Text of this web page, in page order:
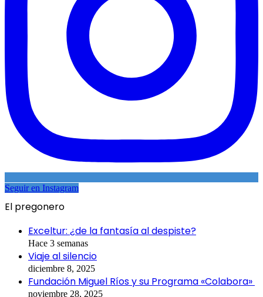
Seguir en Instagram
El pregonero
Exceltur: ¿de la fantasía al despiste?
Hace 3 semanas
Viaje al silencio
diciembre 8, 2025
Fundación Miguel Ríos y su Programa «Colabora»
noviembre 28, 2025